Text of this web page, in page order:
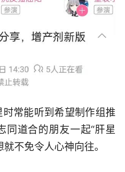
时常能听到希望制作组推
同道合的朋友一起“肝星
不免令人心神向往。